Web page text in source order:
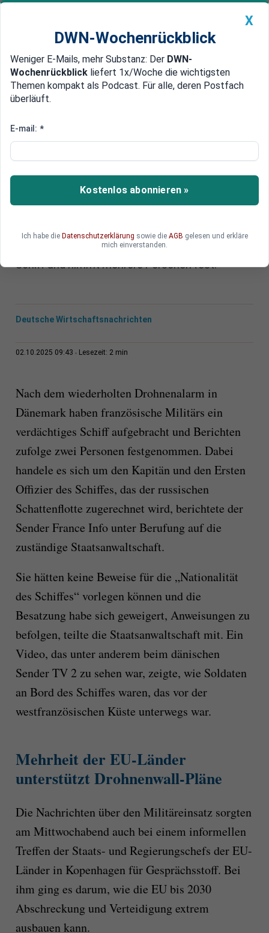
Newsticker MEIN DWN: Geldanlage Premium
Edelmetalle DWN-Magazin China
Verdächtige Drohnen über
Europa-Gipfel in Dänemark
Die Ermittlungen zu rätselhaften
Drohnensichtungen in Dänemark nehmen Fahrt
Regierungschefs in Kopenhagen zum Gipfel
treffen, durchsucht das Militär ein verdächtiges
Schiff und nimmt mehrere Personen fest.
Deutsche Wirtschaftsnachrichten
02.10.2025 09:43 Lesezeit: 2 min
Nach dem wiederholten Drohnenalarm in
Dänemark haben französische Militärs ein
verdächtiges Schiff aufgebracht und Berichten
zufolge zwei Personen festgenommen. Dabei
handele es sich um den Kapitän und den Ersten
Offizier des Schiffes, das der russischen
Schattenflotte zugerechnet wird, berichtete der
Sender France Info unter Berufung auf die
zuständige Staatsanwaltschaft.
Sie hätten keine Beweise für die „Nationalität
des Schiffes“ vorlegen können und die
Besatzung habe sich geweigert, Anweisungen zu
befolgen, teilte die Staatsanwaltschaft mit. Ein
Video, das unter anderem beim dänischen
Sender TV 2 zu sehen war, zeigte, wie Soldaten
an Bord des Schiffes waren, das vor der
westfranzösischen Küste unterwegs war.
Mehrheit der EU-Länder
unterstützt Drohnenwall-Pläne
Die Nachrichten über den Militäreinsatz sorgten
am Mittwochabend auch bei einem informellen
Treffen der Staats- und Regierungschefs der EU-
Länder in Kopenhagen für Gesprächsstoff. Bei
ihm ging es darum, wie die EU bis 2030
Abschreckung und Verteidigung extrem
ausbauen kann.
X
DWN-Wochenrückblick
Weniger E-Mails, mehr Substanz: Der DWN-
Wochenrückblick liefert 1x/Woche die wichtigsten
Themen kompakt als Podcast. Für alle, deren Postfach
überläuft.
E-mail: *
Kostenlos abonnieren »
Ich habe die Datenschutzerklärung sowie die AGB gelesen und erkläre
mich einverstanden.